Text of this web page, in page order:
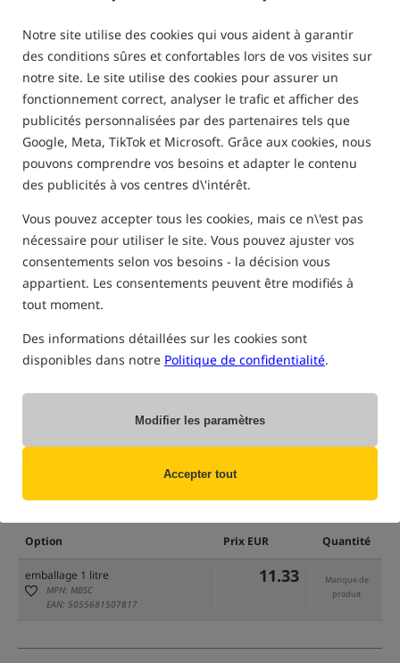
Notre site utilise des cookies qui vous aident à garantir
des conditions sûres et confortables lors de vos visites sur
notre site. Le site utilise des cookies pour assurer un
fonctionnement correct, analyser le trafic et afficher des
publicités personnalisées par des partenaires tels que
Google, Meta, TikTok et Microsoft. Grâce aux cookies, nous
pouvons comprendre vos besoins et adapter le contenu
des publicités à vos centres d\'intérêt.
Vous pouvez accepter tous les cookies, mais ce n\'est pas
nécessaire pour utiliser le site. Vous pouvez ajuster vos
consentements selon vos besoins - la décision vous
appartient. Les consentements peuvent être modifiés à
tout moment.
Des informations détaillées sur les cookies sont
disponibles dans notre Politique de confidentialité.
Modifier les paramètres
Accepter tout
0,0
0 des avis | au-dessus de 110 personnes j'ai acheté ce produit
uniquement des produits dansnotre entrepôt
Option Prix EUR Quantité
emballage 1 litre
MPN: MBSC
EAN: 5055681507817
11.33
Manque de
produit